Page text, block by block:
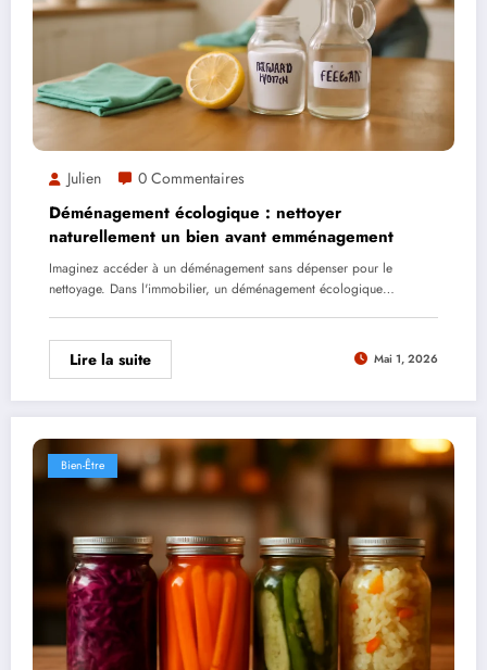
Julien 0 Commentaires
Déménagement écologique : nettoyer
naturellement un bien avant emménagement
Imaginez accéder à un déménagement sans dépenser pour le
nettoyage. Dans l'immobilier, un déménagement écologique…
Lire la suite Mai 1, 2026
Bien-Être